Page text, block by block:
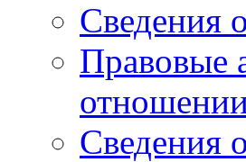
Сведения
Правовые
Сведения